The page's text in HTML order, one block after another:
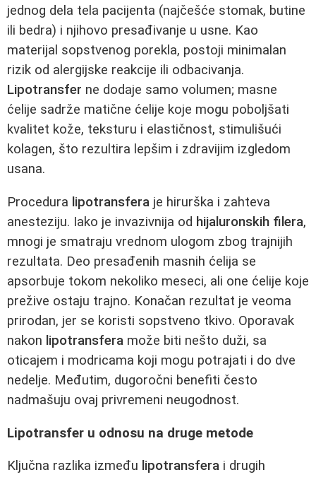
jednog dela tela pacijenta (najčešće stomak, butine
ili bedra) i njihovo presađivanje u usne. Kao
materijal sopstvenog porekla, postoji minimalan
rizik od alergijske reakcije ili odbacivanja.
Lipotransfer ne dodaje samo volumen; masne
ćelije sadrže matične ćelije koje mogu poboljšati
kvalitet kože, teksturu i elastičnost, stimulišući
kolagen, što rezultira lepšim i zdravijim izgledom
usana.
Procedura lipotransfera je hirurška i zahteva
anesteziju. Iako je invazivnija od hijaluronskih filera,
mnogi je smatraju vrednom ulogom zbog trajnijih
rezultata. Deo presađenih masnih ćelija se
apsorbuje tokom nekoliko meseci, ali one ćelije koje
prežive ostaju trajno. Konačan rezultat je veoma
prirodan, jer se koristi sopstveno tkivo. Oporavak
nakon lipotransfera može biti nešto duži, sa
oticajem i modricama koji mogu potrajati i do dve
nedelje. Međutim, dugoročni benefiti često
nadmašuju ovaj privremeni neugodnost.
Lipotransfer u odnosu na druge metode
Ključna razlika između lipotransfera i drugih